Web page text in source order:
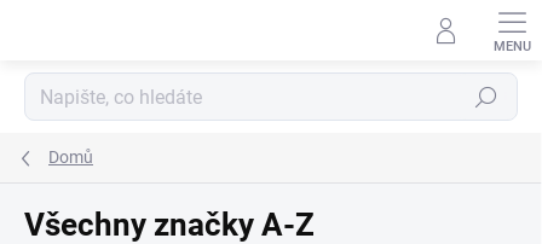
Hledat
Domů
Všechny značky A-Z